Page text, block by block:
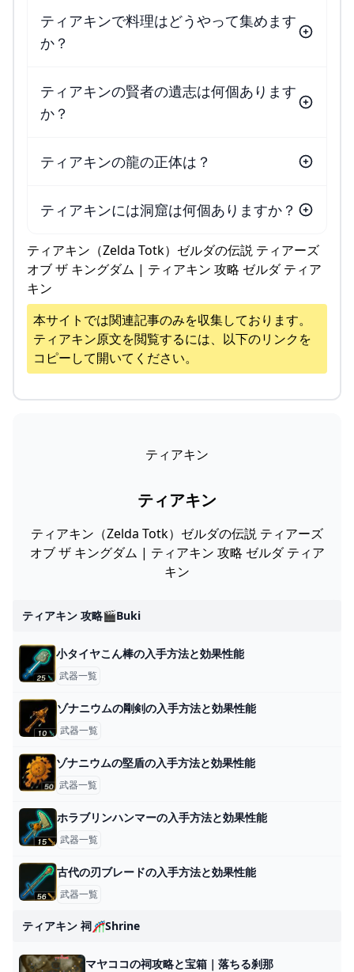
ティアキンで料理はどうやって集めます
か？
ティアキンの賢者の遺志は何個あります
か？
ティアキンの龍の正体は？
ティアキンには洞窟は何個ありますか？
ティアキン（Zelda Totk）ゼルダの伝説 ティアーズ
オブ ザ キングダム | ティアキン 攻略 ゼルダ ティア
キン
本サイトでは関連記事のみを収集しております。
ティアキン原文を閲覧するには、以下のリンクを
コピーして開いてください。
ティアキン
ティアキン
ティアキン（Zelda Totk）ゼルダの伝説 ティアーズ
オブ ザ キングダム | ティアキン 攻略 ゼルダ ティア
キン
ティアキン 攻略🎬buki
小タイヤこん棒の入手方法と効果性能
武器一覧
ゾナニウムの剛剣の入手方法と効果性能
武器一覧
ゾナニウムの堅盾の入手方法と効果性能
武器一覧
ホラブリンハンマーの入手方法と効果性能
武器一覧
古代の刃ブレードの入手方法と効果性能
武器一覧
ティアキン 祠🎢shrine
マヤココの祠攻略と宝箱｜落ちる刹那